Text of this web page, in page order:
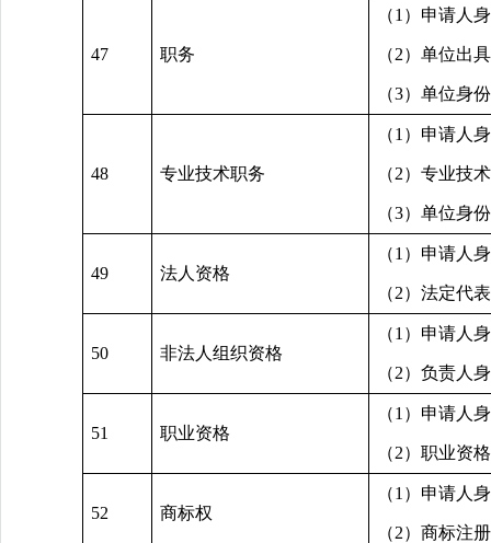
47 职务
（1）申请人
（2）单位出
（3）单位身
48 专业技术职务
（1）申请人
（2）专业技
（3）单位身
49 法人资格
（1）申请人
（2）法定代
50 非法人组织资格
（1）申请人
（2）负责人
51 职业资格
（1）申请人
（2）职业资
52 商标权
（1）申请人
（2）商标注